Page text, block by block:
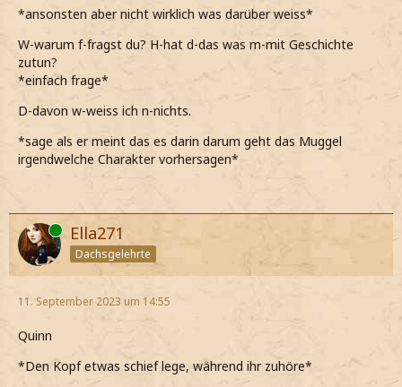
*ansonsten aber nicht wirklich was darüber weiss*
W-warum f-fragst du? H-hat d-das was m-mit Geschichte
zutun?
*einfach frage*
D-davon w-weiss ich n-nichts.
*sage als er meint das es darin darum geht das Muggel
irgendwelche Charakter vorhersagen*
Online Ella271
Dachsgelehrte
11. September 2023 um 14:55
Quinn
*Den Kopf etwas schief lege, während ihr zuhöre*